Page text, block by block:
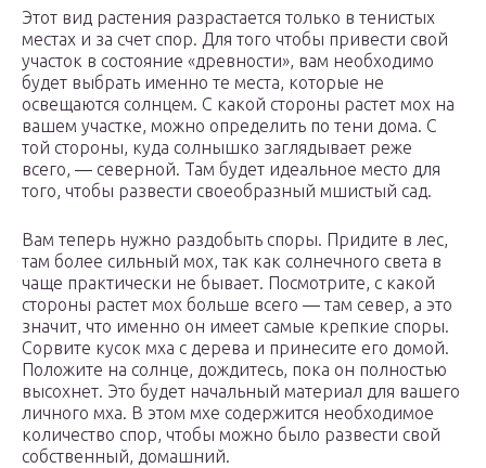
Этот вид растения разрастается только в тенистых
местах и за счет спор. Для того чтобы привести свой
участок в состояние «древности», вам необходимо
будет выбрать именно те места, которые не
освещаются солнцем. С какой стороны растет мох на
вашем участке, можно определить по тени дома. С
той стороны, куда солнышко заглядывает реже
всего, — северной. Там будет идеальное место для
того, чтобы развести своеобразный мшистый сад.
Вам теперь нужно раздобыть споры. Придите в лес,
там более сильный мох, так как солнечного света в
чаще практически не бывает. Посмотрите, с какой
стороны растет мох больше всего — там север, а это
значит, что именно он имеет самые крепкие споры.
Сорвите кусок мха с дерева и принесите его домой.
Положите на солнце, дождитесь, пока он полностью
высохнет. Это будет начальный материал для вашего
личного мха. В этом мхе содержится необходимое
количество спор, чтобы можно было развести свой
собственный, домашний.